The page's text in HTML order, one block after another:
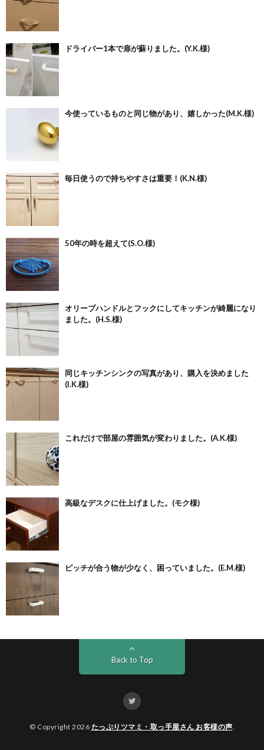
ドライバー1本で扉が蘇りました。(Y.K.様)
今使っているものと同じ物があり、嬉しかった(M.K.様)
毎日使うので持ちやすさは重要！(K.N.様)
50年の時を超えて(S.O.様)
オリーブハンドルとフックにしてキッチンが綺麗になり
ました。(H.S.様)
同じキッチンシンクの写真があり、購入を決めました
(I.K.様)
これだけで部屋の雰囲気が変わりました。(A.K.様)
高級なデスクに仕上げました。(モク様)
ピッチが合う物が少なく、困っていました。(E.M.様)
Back to Top
© Copyright 2026 たっぷりツマミ・取っ手屋さん お客様の声